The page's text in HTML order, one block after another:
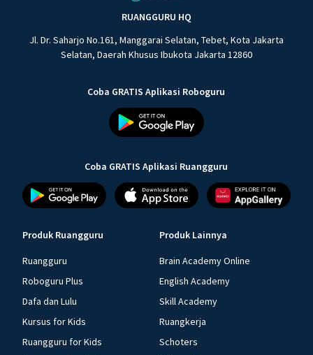
RUANGGURU HQ
Jl. Dr. Saharjo No.161, Manggarai Selatan, Tebet, Kota Jakarta
Selatan, Daerah Khusus Ibukota Jakarta 12860
Coba GRATIS Aplikasi Roboguru
Coba GRATIS Aplikasi Ruangguru
Produk Ruangguru
Ruangguru
Roboguru Plus
Dafa dan Lulu
Kursus for Kids
Ruangguru for Kids
Produk Lainnya
Brain Academy Online
English Academy
Skill Academy
Ruangkerja
Schoters